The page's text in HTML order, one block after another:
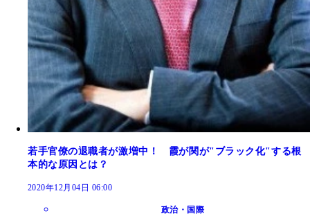
若手官僚の退職者が激増中！ 霞が関が"ブラック化"する根
本的な原因とは？
2020年12月04日 06:00
政治・国際